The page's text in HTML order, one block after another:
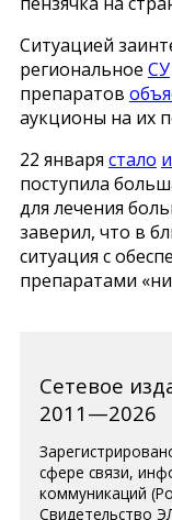
Ситуацией
региональное СУ
препаратов
аукционы на их
22 января стало
поступила
для лечения
заверил, что в
ситуация с
препаратами
Сетевое
2011—2026
сфере связи,
коммуникаций
Свидетельство